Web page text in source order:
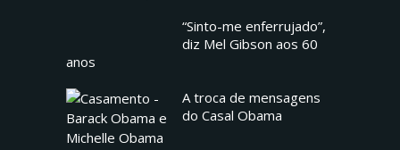
“Sinto-me enferrujado”,
diz Mel Gibson aos 60
anos
A troca de mensagens
do Casal Obama